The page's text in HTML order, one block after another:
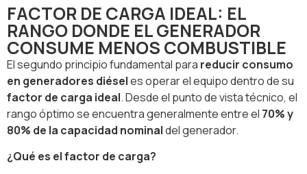
FACTOR DE CARGA IDEAL: EL
RANGO DONDE EL GENERADOR
CONSUME MENOS COMBUSTIBLE
El segundo principio fundamental para reducir consumo
en generadores diéseles operar el equipo dentro de su
factor de carga ideal. Desde el punto de vista técnico, el
rango óptimo se encuentra generalmente entre el 70% y
80% de la capacidad nominaldel generador.
¿Qué es el factor de carga?